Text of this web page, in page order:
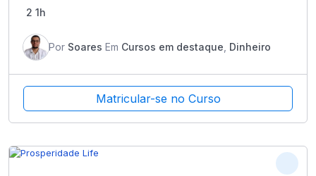
2 1h
Por Soares Em Cursos em destaque Dinheiro
Matricular-se no Curso